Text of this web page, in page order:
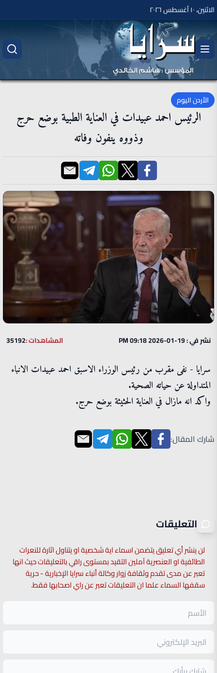
الاثنين، ١٠ أغسطس ٢٠٢٦
الأردن اليوم
الرئيس احمد عبيدات في العناية الطبية بوضع حرج
وذووه ينفون وفاته
نشر في : 19-01-2026 09:18 PM المشاهدات :35192
سرايا - نفى مقرب من رئيس الوزراء الاسبق احمد عبيدات الانباء
المتداولة عن حياته الصحية.
واكد انه مازال في العناية الحثيثة بوضع حرج.
شارك المقال:
التعليقات
لن ينشر أي تعليق يتضمن اسماء اية شخصية او يتناول اثارة للنعرات
الطائفية او العنصرية آملين التقيد بمستوى راقي بالتعليقات حيث انها
تعبر عن مدى تقدم وثقافة زوار وكالة أنباء سرايا الإخبارية - حرية
سقفها السماء علما ان التعليقات تعبر عن راي اصحابها فقط.